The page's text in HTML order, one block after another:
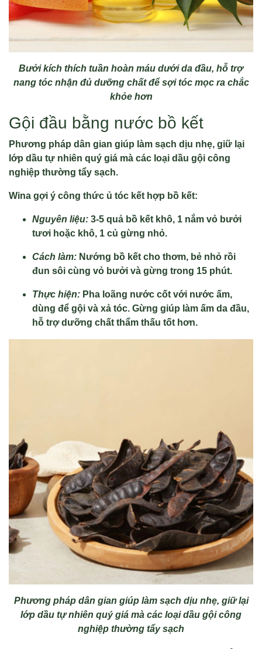
Bưởi kích thích tuần hoàn máu dưới da đầu, hỗ trợ
nang tóc nhận đủ dưỡng chất để sợi tóc mọc ra chắc
khỏe hơn
Gội đầu bằng nước bồ kết
Phương pháp dân gian giúp làm sạch dịu nhẹ, giữ lại
lớp dầu tự nhiên quý giá mà các loại dầu gội công
nghiệp thường tẩy sạch.
Wina gợi ý công thức ủ tóc kết hợp bồ kết:
Nguyên liệu: 3-5 quả bồ kết khô, 1 nắm vỏ bưởi
tươi hoặc khô, 1 củ gừng nhỏ.
Cách làm: Nướng bồ kết cho thơm, bẻ nhỏ rồi
đun sôi cùng vỏ bưởi và gừng trong 15 phút.
Thực hiện: Pha loãng nước cốt với nước ấm,
dùng để gội và xả tóc. Gừng giúp làm ấm da đầu,
hỗ trợ dưỡng chất thẩm thấu tốt hơn.
Phương pháp dân gian giúp làm sạch dịu nhẹ, giữ lại
lớp dầu tự nhiên quý giá mà các loại dầu gội công
nghiệp thường tẩy sạch